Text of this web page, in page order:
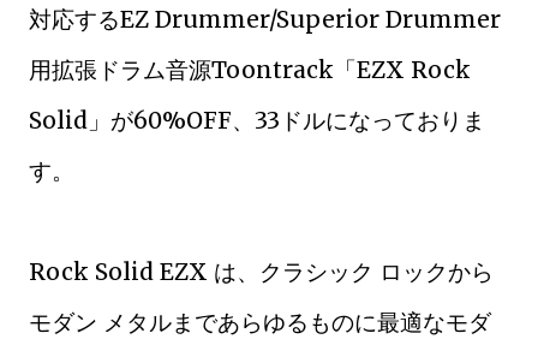
対応するEZ Drummer/Superior Drummer
用拡張ドラム音源Toontrack「EZX Rock
Solid」が60%OFF、33ドルになっておりま
す。
Rock Solid EZX は、クラシック ロックから
モダン メタルまであらゆるものに最適なモダ